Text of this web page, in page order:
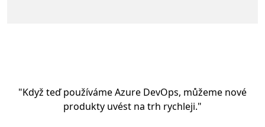
"Když teď používáme Azure DevOps, můžeme nové
produkty uvést na trh rychleji."